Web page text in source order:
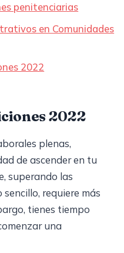
penitenciarias
en Comunidades
2022
2022
plenas,
de ascender en tu
superando las
requiere más
tienes tiempo
una